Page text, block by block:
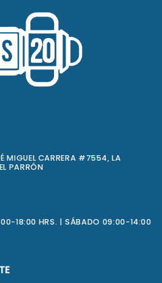
MIGUEL CARRERA #7554, LA
PARRÓN
18:00 HRS. | SÁBADO 09:00-14:00